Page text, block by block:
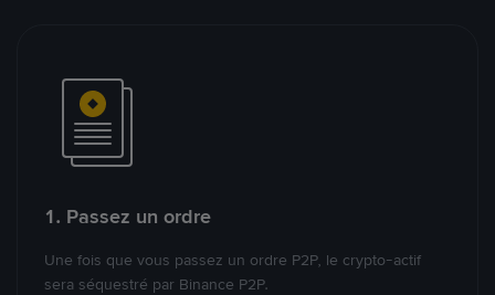
1. Passez un ordre
Une fois que vous passez un ordre P2P, le crypto-actif
sera séquestré par Binance P2P.